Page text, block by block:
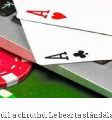
a chruthú. Le bearta